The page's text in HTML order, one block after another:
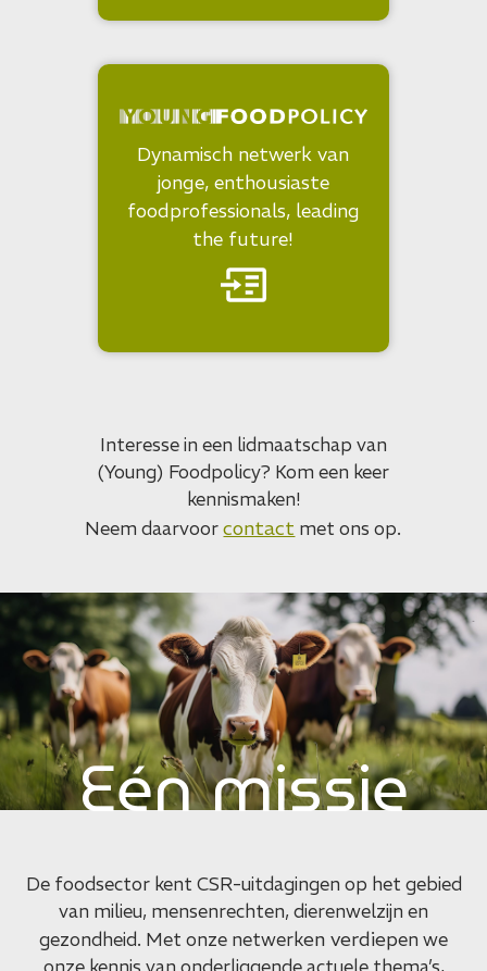
Dynamisch netwerk van
jonge, enthousiaste
foodprofessionals, leading
the future!
Interesse in een lidmaatschap van
(Young) Foodpolicy? Kom een keer
kennismaken!
Neem daarvoorcontact met ons op.
Eén missie
De foodsector kent CSR-uitdagingen op het gebied
van milieu, mensenrechten, dierenwelzijn en
gezondheid. Met onze netwerken verdiepen we